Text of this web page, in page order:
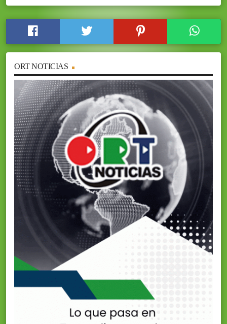
ORT NOTICIAS